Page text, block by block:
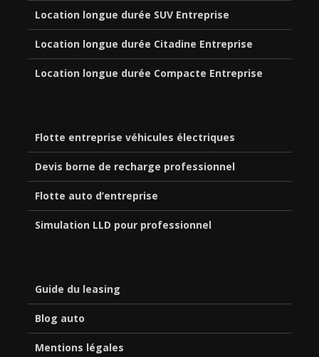
Location longue durée SUV Entreprise
Location longue durée Citadine Entreprise
Location longue durée Compacte Entreprise
Flotte entreprise véhicules électriques
Devis borne de recharge professionnel
Flotte auto d’entreprise
Simulation LLD pour professionnel
Guide du leasing
Blog auto
Mentions légales